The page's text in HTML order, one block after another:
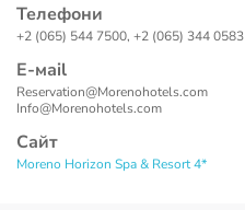
Телефони
+2 (065) 544 7500, +2 (065) 344 0583
Е-маil
Reservation@Morenohotels.com
Info@Morenohotels.com
Сайт
Moreno Horizon Spa & Resort 4*